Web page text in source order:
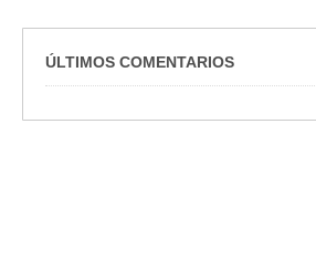
ÚLTIMOS COMENTARIOS